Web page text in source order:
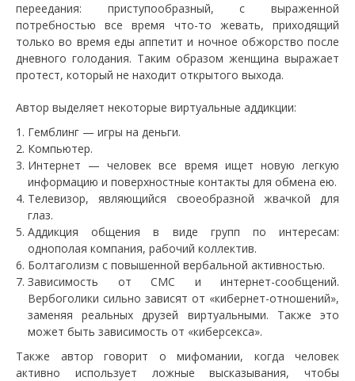
переедания: приступообразный, с выраженной
потребностью все время что-то жевать, приходящий
только во время еды аппетит и ночное обжорство после
дневного голодания. Таким образом женщина выражает
протест, который не находит открытого выхода.
Автор выделяет некоторые виртуальные аддикции:
Гемблинг — игры на деньги.
Компьютер.
Интернет — человек все время ищет новую легкую
информацию и поверхностные контакты для обмена ею.
Телевизор, являющийся своеобразной жвачкой для
глаз.
Аддикция общения в виде групп по интересам:
однополая компания, рабочий коллектив.
Болтаголизм с повышенной вербальной активностью.
Зависимость от СМС и интернет-сообщений.
Вербоголики сильно зависят от «кибернет-отношений»,
заменяя реальных друзей виртуальными. Также это
может быть зависимость от «киберсекса».
Также автор говорит о мифомании, когда человек
активно использует ложные высказывания, чтобы